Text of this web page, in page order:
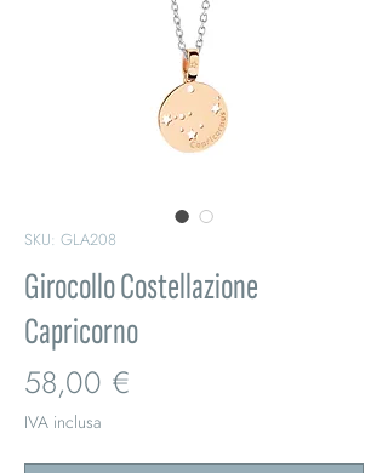
SKU: GLA208
Girocollo Costellazione
Capricorno
58,00 €
IVA inclusa